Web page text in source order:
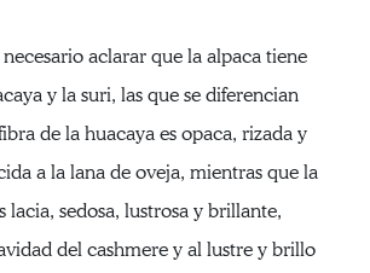
aclarar que la alpaca tiene
y la suri, las que se diferencian
de la huacaya es opaca, rizada y
a la lana de oveja, mientras que la
lacia, sedosa, lustrosa y brillante,
del cashmere y al lustre y brillo